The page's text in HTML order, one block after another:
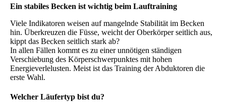
Ein stabiles Becken ist wichtig beim Lauftraining
Viele Indikatoren weisen auf mangelnde Stabilität im Becken
hin. Überkreuzen die Füsse, weicht der Oberkörper seitlich aus,
kippt das Becken seitlich stark ab?
In allen Fällen kommt es zu einer unnötigen ständigen
Verschiebung des Körperschwerpunktes mit hohen
Energieverlelusten. Meist ist das Training der Abduktoren die
erste Wahl.
Welcher Läufertyp bist du?